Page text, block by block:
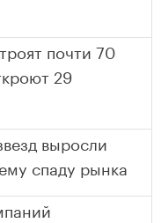
почти 70
29
выросли
спаду рынка